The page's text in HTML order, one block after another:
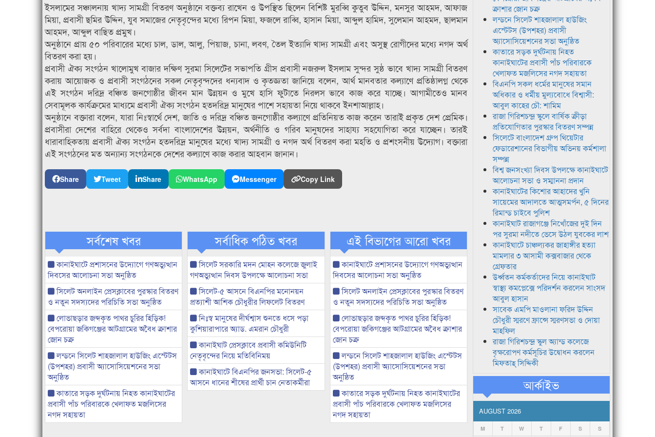
ইসলামের সঞ্চালনায় খাদ্য সামগ্রী বিতরণ অনুষ্ঠানে বক্তব্য রাখেন ও উপস্থিত ছিলেন বিশিষ্ট মুরব্বি কুতুব উদ্দিন, মনসুর আহমদ, আফাজ
মিয়া, প্রবাসী ছমির উদ্দিন, যুব সমাজের নেতৃবৃন্দের মধ্যে রিপন মিয়া, ফজলে রাব্বি, হাসান মিয়া, আব্দুল হামিদ, সুলেমান আহমদ, ছালমান
আহমদ, আব্দুল বাছিত প্রমুখ।
অনুষ্ঠানে প্রায় ৫০ পরিবারের মধ্যে চাল, ডাল, আলু, পিয়াজ, চানা, লবণ, তৈল ইত্যাদি খাদ্য সামগ্রী এবং অসুস্থ রোগীদের মধ্যে নগদ অর্থ
বিতরণ করা হয়।
প্রবাসী ঐক্য সংগঠন খালোমুখ বাজার দক্ষিণ সুরমা সিলেটের সভাপতি গ্রীস প্রবাসী নজরুল ইসলাম সুন্দর সুষ্ঠ ভাবে খাদ্য সামগ্রী বিতরণ
করায় আয়োজক ও প্রবাসী সংগঠনের সকল নেতৃবৃন্দদের ধন্যবাদ ও কৃতজ্ঞতা জানিয়ে বলেন, আর্থ মানবতার কল্যাণে প্রতিষ্ঠালগ্ন থেকে
এই সংগঠন দরিদ্র বঞ্চিত জনগোষ্ঠীর জীবন মান উন্নয়ন ও মুখে হাসি ফুটাতে নিরলস ভাবে কাজ করে যাচ্ছে। আগামীতেও মানব
সেবামূলক কার্যক্রমের মাধ্যমে প্রবাসী ঐক্য সংগঠন হতদরিদ্র মানুষের পাশে সহায়তা নিয়ে থাকবে ইনশাআল্লাহ।
অনুষ্ঠানে বক্তারা বলেন, যারা নিঃস্বার্থে দেশ, জাতি ও দরিদ্র বঞ্চিত জনগোষ্ঠীর কল্যাণে প্রতিনিয়ত কাজ করেন তারাই প্রকৃত দেশ প্রেমিক।
প্রবাসীরা দেশের বাহিরে থেকেও সর্বদা বাংলাদেশের উন্নয়ন, অর্থনীতি ও গরিব মানুষদের সাহায্য সহযোগিতা করে যাচ্ছেন। তারই
ধারাবাহিকতায় প্রবাসী ঐক্য সংগঠন হতদরিদ্র মানুষের মধ্যে খাদ্য সামগ্রী ও নগদ অর্থ বিতরণ করা মহতি ও প্রশংসনীয় উদ্যোগ। বক্তারা
এই সংগঠনের মত অন্যান্য সংগঠনকে দেশের কল্যাণে কাজ করার আহবান জানান।
Share Tweet Share WhatsApp Messenger Copy Link
সর্বশেষ খবর
কানাইঘাটে প্রশাসনের উদ্যোগে গণঅভ্যুত্থান
দিবসের আলোচনা সভা অনুষ্ঠিত
সিলেট অনলাইন প্রেসক্লাবের পুরস্কার বিতরণ
ও নতুন সদস্যদের পরিচিতি সভা অনুষ্ঠিত
লোভাছড়ার জব্দকৃত পাথর চুরির হিড়িক!
বেপরোয়া জকিগঞ্জের আটগ্রামের অবৈধ ক্রাশার
জোন চক্র
লন্ডনে সিলেট শাহজালাল হাউজিং এস্টেটস
(উপশহর) প্রবাসী অ্যাসোসিয়েশনের সভা
অনুষ্ঠিত
কাতারে সড়ক দুর্ঘটনায় নিহত কানাইঘাটের
প্রবাসী পাঁচ পরিবারকে খেলাফত মজলিসের
নগদ সহায়তা
সর্বাধিক পঠিত খবর
সিলেট সরকারি মদন মোহন কলেজে জুলাই
গণঅভ্যুত্থান দিবস উপলক্ষে আলোচনা সভা
সিলেট-৫ আসনে বিএনপির মনোনয়ন
প্রত্যাশী আশিক চৌধুরীর লিফলেট বিতরণ
নিঃস্ব মানুষের দীর্ঘশ্বাস শুনতে ধসে পড়া
কুশিয়ারাপারে অ্যাড. এমরান চৌধুরী
কানাইঘাট প্রেসক্লাবে প্রবাসী কমিউনিটি
নেতৃবৃন্দের নিয়ে মতিবিনিময়
কানাইঘাটে বিএনপির জনসভা: সিলেট-৫
আসনে ধানের শীষের প্রার্থী চান নেতাকর্মীরা
এই বিভাগের আরো খবর
কানাইঘাটে প্রশাসনের উদ্যোগে গণঅভ্যুত্থান
দিবসের আলোচনা সভা অনুষ্ঠিত
সিলেট অনলাইন প্রেসক্লাবের পুরস্কার বিতরণ
ও নতুন সদস্যদের পরিচিতি সভা অনুষ্ঠিত
লোভাছড়ার জব্দকৃত পাথর চুরির হিড়িক!
বেপরোয়া জকিগঞ্জের আটগ্রামের অবৈধ ক্রাশার
জোন চক্র
লন্ডনে সিলেট শাহজালাল হাউজিং এস্টেটস
(উপশহর) প্রবাসী অ্যাসোসিয়েশনের সভা
অনুষ্ঠিত
কাতারে সড়ক দুর্ঘটনায় নিহত কানাইঘাটের
প্রবাসী পাঁচ পরিবারকে খেলাফত মজলিসের
নগদ সহায়তা
ক্রাশার জোন চক্র
লন্ডনে সিলেট শাহজালাল হাউজিং
এস্টেটস (উপশহর) প্রবাসী
অ্যাসোসিয়েশনের সভা অনুষ্ঠিত
কাতারে সড়ক দুর্ঘটনায় নিহত
কানাইঘাটের প্রবাসী পাঁচ পরিবারকে
খেলাফত মজলিসের নগদ সহায়তা
বিএনপি সকল ধর্মের মানুষের সমান
অধিকার ও ধর্মীয় মুল্যবোধে বিশ্বাসী:
আবুল কাহের চৌ: শামিম
রাজা গিরিশচন্দ্র স্কুলে বার্ষিক ক্রীড়া
প্রতিযোগিতার পুরস্কার বিতরণ সম্পন্ন
সিলেটে বাংলাদেশ গ্রুপ থিয়েটার
ফেডারেশানের বিভাগীয় অভিনয় কর্মশালা
সম্পন্ন
বিশ্ব জনসংখ্যা দিবস উপলক্ষে কানাইঘাটে
আলোচনা সভা ও সম্মাননা প্রদান
কানাইঘাটের কিশোর আহাদের খুনি
সায়েমের আদালতে আত্মসমর্পন, ৫ দিনের
রিমান্ড চাইবে পুলিশ
কানাইঘাট রাজাগঞ্জে নিখোঁজের দুই দিন
পর সুরমা নদীতে ভেসে উঠল যুবকের লাশ
কানাইঘাটে চাঞ্চল্যকর জাহাঙ্গীর হত্যা
মামলার ৩ আসামী কক্সবাজার থেকে
গ্রেফতার
উর্ধ্বতন কর্মকর্তাদের নিয়ে কানাইঘাট
স্বাস্থ্য কমপ্লেক্সে পরিদর্শন করলেন সাংসদ
আবুল হাসান
সাবেক এমপি মাওলানা ফরিদ উদ্দিন
চৌধুরী স্মরণে ফ্রান্সে স্মরণসভা ও দোয়া
মাহফিল
রাজা গিরিশচন্দ্র স্কুল অ্যান্ড কলেজে
বৃক্ষরোপণ কর্মসূচির উদ্বোধন করলেন
মিফতাহ্ সিদ্দিকী
আর্কাইভ
AUGUST 2026
M T W T F S S